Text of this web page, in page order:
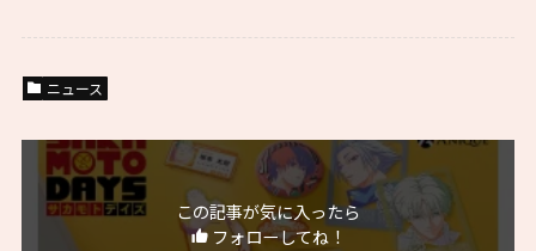
ニュース
この記事が気に入ったら
フォローしてね！